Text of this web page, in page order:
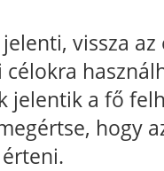
vissza
jelentik a fő
hogy